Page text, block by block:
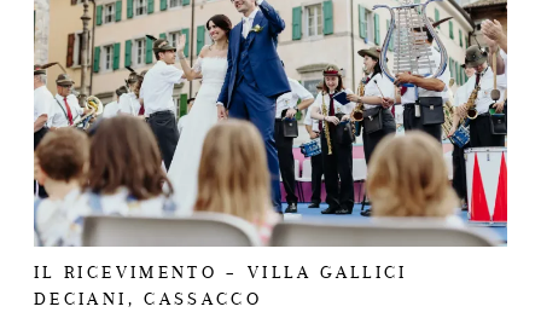
IL RICEVIMENTO – VILLA GALLICI
DECIANI, CASSACCO